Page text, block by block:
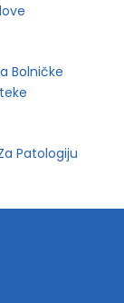
Bolničke
Patologiju